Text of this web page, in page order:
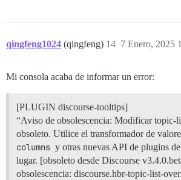
qingfeng1024 (qingfeng) 7 Enero, 2025
14
Mi consola acaba de informar un error:
[PLUGIN discourse-tooltips]
“Aviso de obsolescencia: Modificar topic-
obsoleto. Utilice el transformador de
columns y otras nuevas API de plugins
lugar. [obsoleto desde Discourse
obsolescencia: discourse.hbr-topic-list-